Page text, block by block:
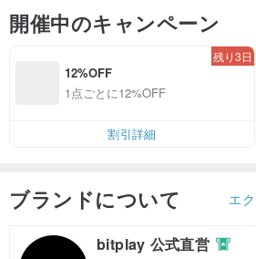
開催中のキャンペーン
12%OFF
1点ごとに12%OFF
残り3日
割引詳細
ブランドについて エ
bitplay 公式直営